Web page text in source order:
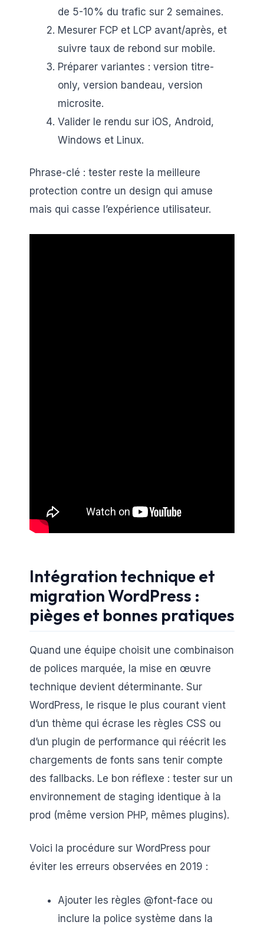
de 5-10% du trafic sur 2 semaines.
Mesurer FCP et LCP avant/après, et
suivre taux de rebond sur mobile.
Préparer variantes : version titre-
only, version bandeau, version
microsite.
Valider le rendu sur iOS, Android,
Windows et Linux.
Phrase-clé : tester reste la meilleure
protection contre un design qui amuse
mais qui casse l’expérience utilisateur.
Intégration technique et
migration WordPress :
pièges et bonnes pratiques
Quand une équipe choisit une combinaison
de polices marquée, la mise en œuvre
technique devient déterminante. Sur
WordPress, le risque le plus courant vient
d’un thème qui écrase les règles CSS ou
d’un plugin de performance qui réécrit les
chargements de fonts sans tenir compte
des fallbacks. Le bon réflexe : tester sur un
environnement de staging identique à la
prod (même version PHP, mêmes plugins).
Voici la procédure sur WordPress pour
éviter les erreurs observées en 2019 :
Ajouter les règles @font-face ou
inclure la police système dans la